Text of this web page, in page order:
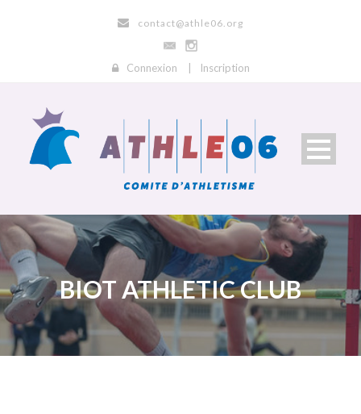
contact@athle06.org
Connexion Inscription
BIOT ATHLETIC CLUB